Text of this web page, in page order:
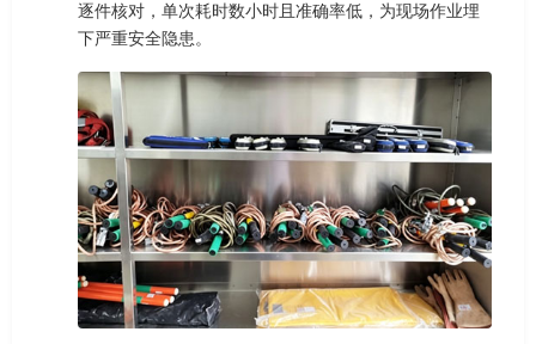
逐件核对，单次耗时数小时且准确率低，为现场作业埋
下严重安全隐患。